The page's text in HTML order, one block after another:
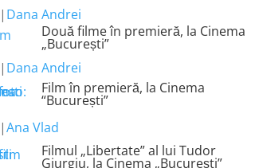
| Dana Andrei
Două filme în premieră, la Cinema
„București”
| Dana Andrei
Film în premieră, la Cinema
“București”
|Ana Vlad
Filmul „Libertate” al lui Tudor
Giurgiu, la Cinema „București”